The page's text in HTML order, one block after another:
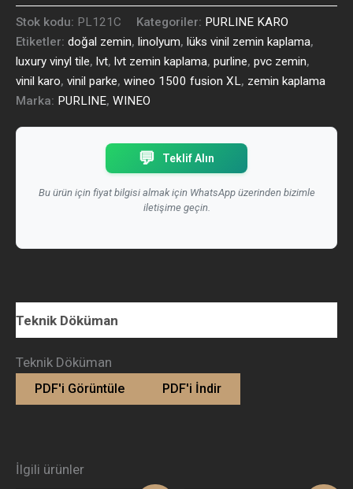
Stok kodu: PL121C Kategoriler: PURLINE KARO
Etiketler: doğal zemin, linolyum, lüks vinil zemin kaplama,
luxury vinyl tile, lvt, lvt zemin kaplama, purline, pvc zemin,
vinil karo, vinil parke, wineo 1500 fusion XL, zemin kaplama
Marka: PURLINE, WINEO
💬 Teklif Alın
Bu ürün için fiyat bilgisi almak için WhatsApp üzerinden bizimle
iletişime geçin.
Teknik Döküman
Teknik Döküman
PDF'i Görüntüle PDF'i İndir
İlgili ürünler